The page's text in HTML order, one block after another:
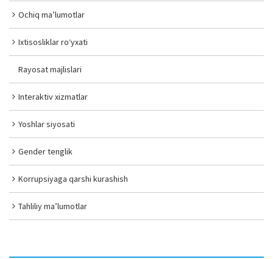
Ochiq ma’lumotlar
Ixtisosliklar ro‘yxati
Rayosat majlislari
Interaktiv xizmatlar
Yoshlar siyosati
Gender tenglik
Korrupsiyaga qarshi kurashish
Tahliliy ma’lumotlar